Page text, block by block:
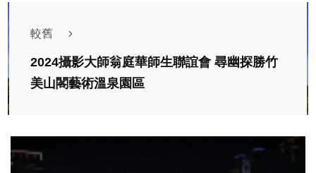
較舊
2024攝影大師翁庭華師生聯誼會 尋幽探勝竹
美山閣藝術溫泉園區